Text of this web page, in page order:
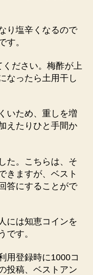
り塩辛くなるので
す。
ださい。梅酢が上
なったら土用干し
いため、重しを増
えたりひと手間か
た。こちらは、そ
きますが、ベスト
答にすることがで
には知恵コインを
です。
用登録時に1000コ
投稿、ベストアン